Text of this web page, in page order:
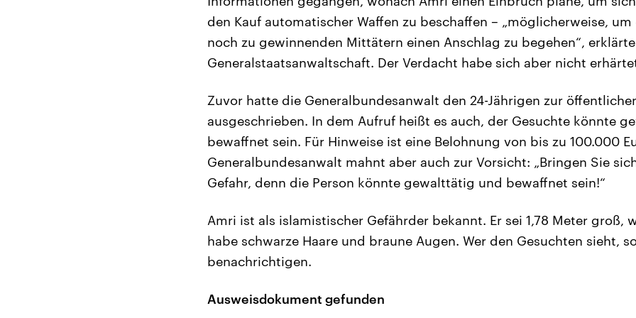
den Kauf automatischer Waffen zu beschaffen – „möglicherweise,
noch zu gewinnenden Mittätern einen Anschlag zu begehen“,
Generalstaatsanwaltschaft. Der Verdacht habe sich aber nicht
Zuvor hatte die Generalbundesanwalt den 24-Jährigen zur
ausgeschrieben. In dem Aufruf heißt es auch, der Gesuchte könnte
bewaffnet sein. Für Hinweise ist eine Belohnung von bis zu 100.000
Generalbundesanwalt mahnt aber auch zur Vorsicht: „Bringen Sie
Gefahr, denn die Person könnte gewalttätig und bewaffnet sein!“
Amri ist als islamistischer Gefährder bekannt. Er sei 1,78 Meter groß,
habe schwarze Haare und braune Augen. Wer den Gesuchten sieht,
benachrichtigen.
Ausweisdokument gefunden